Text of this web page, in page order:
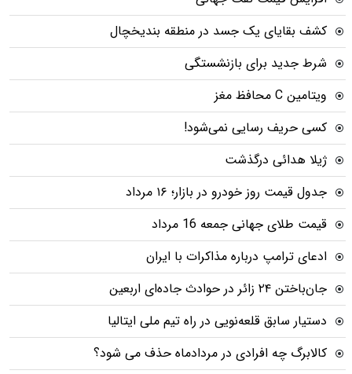
کشف بقایای یک جسد در منطقه بندیخچال
شرط جدید برای بازنشستگی
ویتامین C محافظ مغز
کسی حریف رسایی نمی‌شود!
ژیلا هدائی درگذشت
جدول قیمت روز خودرو در بازار؛ ۱۶ مرداد
قیمت طلای جهانی جمعه 16 مرداد
ادعای ترامپ درباره مذاکرات با ایران
جان‌باختن ۲۴ زائر در حوادث جاده‌ای اربعین
دستیار سابق قلعه‌نویی در راه تیم ملی ایتالیا
کالابرگ چه افرادی در مردادماه حذف می شود؟